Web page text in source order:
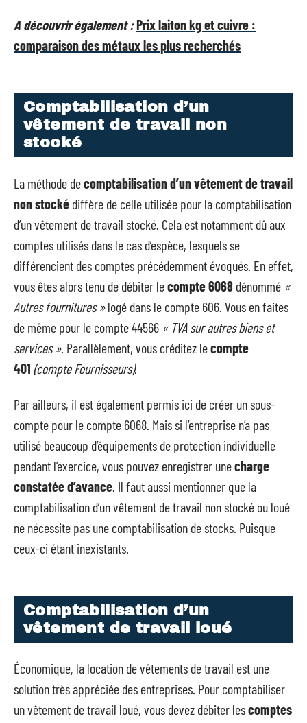
A découvrir également :Prix laiton kg et cuivre :
comparaison des métaux les plus recherchés
Comptabilisation d’un
vêtement de travail non
stocké
La méthode decomptabilisation d’un vêtement de travail
non stocké diffère de celle utilisée pour la comptabilisation
d’un vêtement de travail stocké. Cela est notamment dû aux
comptes utilisés dans le cas d’espèce, lesquels se
différencient des comptes précédemment évoqués. En effet,
vous êtes alors tenu de débiter lecompte 6068 dénommé «
Autres fournitures »logé dans le compte 606. Vous en faites
de même pour le compte 44566 « TVA sur autres biens et
services ». Parallèlement, vous créditez lecompte
401 (compte Fournisseurs).
Par ailleurs, il est également permis ici de créer un sous-
compte pour le compte 6068. Mais si l’entreprise n’a pas
utilisé beaucoup d’équipements de protection individuelle
pendant l’exercice, vous pouvez enregistrer unecharge
constatée d’avance. Il faut aussi mentionner que la
comptabilisation d’un vêtement de travail non stocké ou loué
ne nécessite pas une comptabilisation de stocks. Puisque
ceux-ci étant inexistants.
Comptabilisation d’un
vêtement de travail loué
Économique, la location de vêtements de travail est une
solution très appréciée des entreprises. Pour comptabiliser
un vêtement de travail loué, vous devez débiter lescomptes